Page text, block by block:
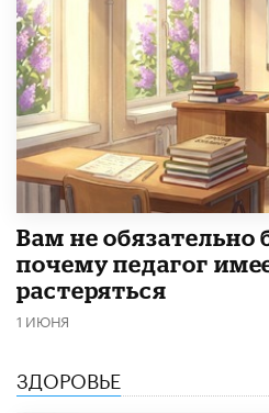
​Вам не обязательно
почему педагог
растеряться
1 ИЮНЯ
ЗДОРОВЬЕ